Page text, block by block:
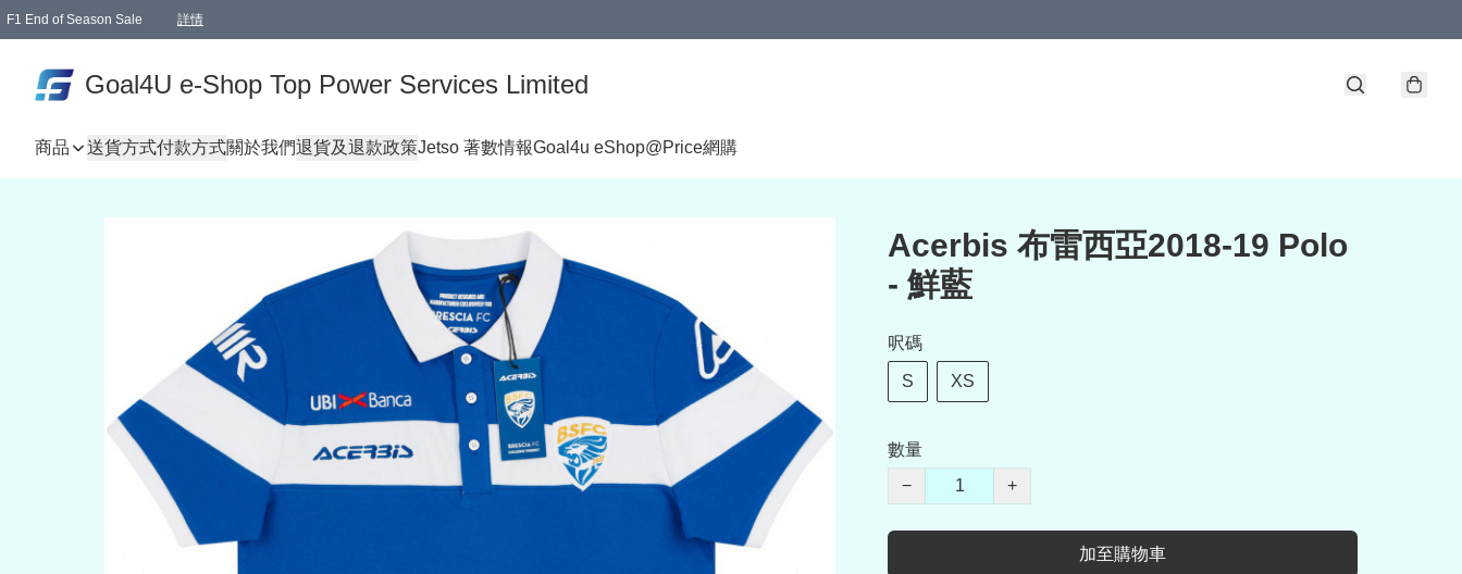
F1 End of Season Sale 詳情
Goal4U e-Shop Top Power Services Limited
商品 送貨方式付款方式關於我們退貨及退款政策Jetso 著數情報Goal4u eShop@Price網購
Acerbis 布雷西亞2018-19 Polo
- 鮮藍
呎碼
S XS
數量
−
+
加至購物車